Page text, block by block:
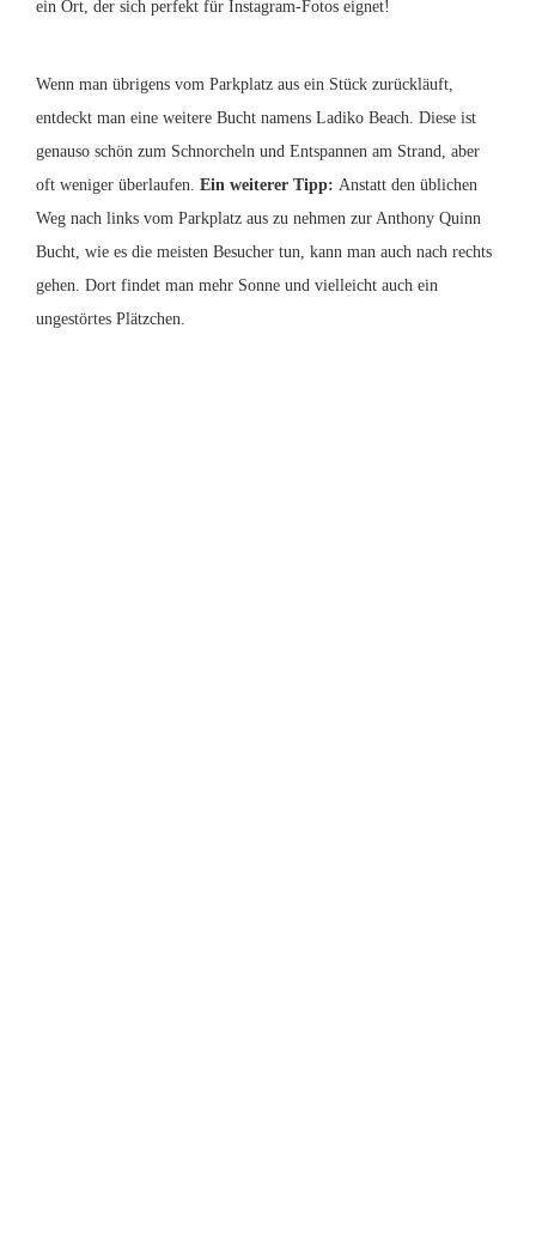
ein Ort, der sich perfekt für Instagram-Fotos eignet!
Wenn man übrigens vom Parkplatz aus ein Stück zurückläuft,
entdeckt man eine weitere Bucht namens Ladiko Beach. Diese ist
genauso schön zum Schnorcheln und Entspannen am Strand, aber
oft weniger überlaufen. Ein weiterer Tipp: Anstatt den üblichen
Weg nach links vom Parkplatz aus zu nehmen zur Anthony Quinn
Bucht, wie es die meisten Besucher tun, kann man auch nach rechts
gehen. Dort findet man mehr Sonne und vielleicht auch ein
ungestörtes Plätzchen.